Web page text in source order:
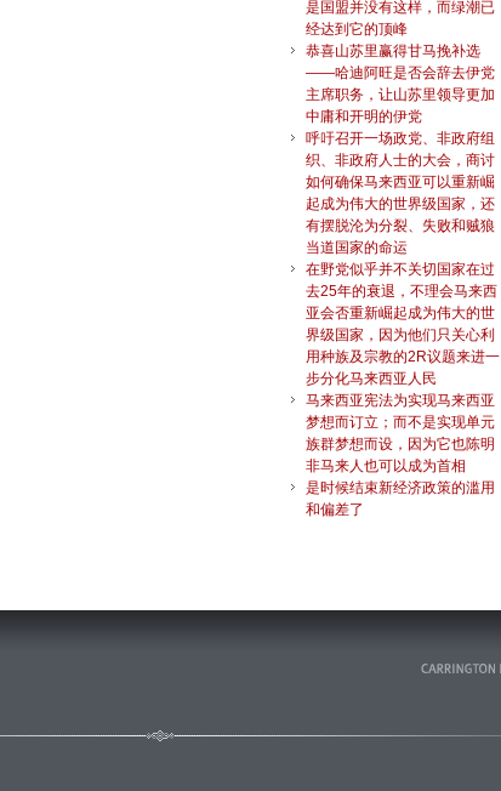
是国盟并没有这样，而绿潮已
经达到它的顶峰
恭喜山苏里赢得甘马挽补选
——哈迪阿旺是否会辞去伊党
主席职务，让山苏里领导更加
中庸和开明的伊党
呼吁召开一场政党、非政府组
织、非政府人士的大会，商讨
如何确保马来西亚可以重新崛
起成为伟大的世界级国家，还
有摆脱沦为分裂、失败和贼狼
当道国家的命运
在野党似乎并不关切国家在过
去25年的衰退，不理会马来西
亚会否重新崛起成为伟大的世
界级国家，因为他们只关心利
用种族及宗教的2R议题来进一
步分化马来西亚人民
马来西亚宪法为实现马来西亚
梦想而订立；而不是实现单元
族群梦想而设，因为它也陈明
非马来人也可以成为首相
是时候结束新经济政策的滥用
和偏差了